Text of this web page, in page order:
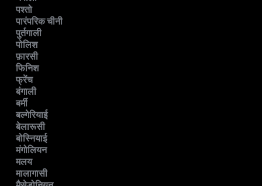
पश्तो
पारंपरिक चीनी
पुर्तगाली
पोलिश
फ़ारसी
फिनिश
फ्रेंच
बंगाली
बर्मी
बल्गेरियाई
बेलारूसी
बोस्नियाई
मंगोलियन
मलय
मालागासी